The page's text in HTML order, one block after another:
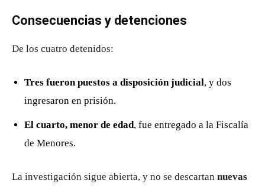
Consecuencias y detenciones
De los cuatro detenidos:
Tres fueron puestos a disposición judicial, y dos
ingresaron en prisión.
El cuarto, menor de edad, fue entregado a la Fiscalía
de Menores.
La investigación sigue abierta, y no se descartan nuevas